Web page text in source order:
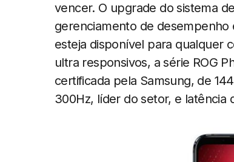
vencer. O upgrade do sistema
gerenciamento de desempenho
esteja disponível para qualquer
ultra responsivos, a série ROG
certificada pela Samsung, de
300Hz, líder do setor, e latência